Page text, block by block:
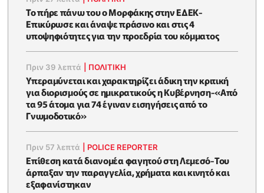
Το πήρε πάνω του ο Μορφάκης στην ΕΔΕΚ-
Επικύρωσε και άναψε πράσινο και στις 4
υποψηφιότητες για την προεδρία του κόμματος
Πριν 39 λεπτά ΠΟΛΙΤΙΚΗ
Υπεραμύνεται και χαρακτηρίζει άδικη την κριτική
για διορισμούς σε ημικρατικούς η Κυβέρνηση-«Από
τα 95 άτομα για 74 έγιναν εισηγήσεις από το
Γνωμοδοτικό»
Πριν 57 λεπτά POLICE REPORTER
Επίθεση κατά διανομέα φαγητού στη Λεμεσό-Του
άρπαξαν την παραγγελία, χρήματα και κινητό και
εξαφανίστηκαν